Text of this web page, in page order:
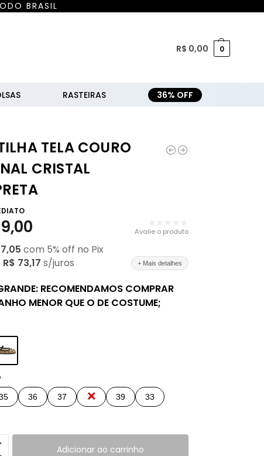
BRASIL
R$ 0,00 0
RASTEIRAS 36% OFF
TELA COURO
CRISTAL
Avalie o produto
com 5% off no Pix
R$ 73,17 s/juros + Mais detalhes
RECOMENDAMOS COMPRAR
MENOR QUE O DE COSTUME;
36 37 38 39 33
Adicionar ao carrinho